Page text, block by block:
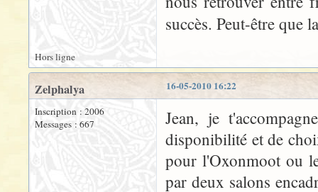
succès. Peut-être que
Hors ligne
16-05-2010 16:22
Zelphalya
Inscription : 2006
Messages : 667
Jean, je
disponibilité et de
pour l'Oxonmoot ou
par deux salons